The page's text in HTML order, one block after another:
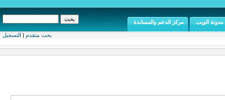
بحث متقدم | التسجيل
مدونة الويب مركز الدعم والمساندة